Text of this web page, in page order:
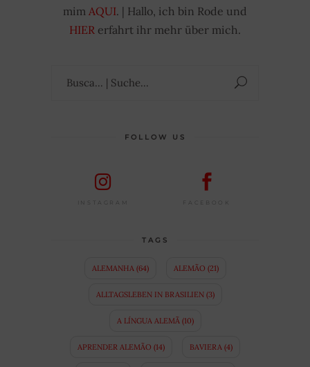
mim AQUI. | Hallo, ich bin Rode und
HIER erfahrt ihr mehr über mich.
FOLLOW US
INSTAGRAM FACEBOOK
TAGS
ALEMANHA(64) ALEMÃO (21)
ALLTAGSLEBEN IN BRASILIEN(3)
A LÍNGUA ALEMÃ(10)
APRENDER ALEMÃO (14) BAVIERA (4)